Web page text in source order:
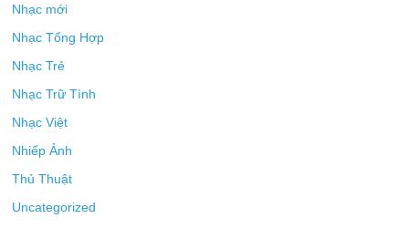
Nhạc mới
Nhạc Tổng Hợp
Nhạc Trẻ
Nhạc Trữ Tình
Nhạc Việt
Nhiếp Ảnh
Thủ Thuật
Uncategorized